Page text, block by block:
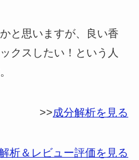
と思いますが、良い香
クスしたい！という人
>>成分解析を見る
析＆レビュー評価を見る